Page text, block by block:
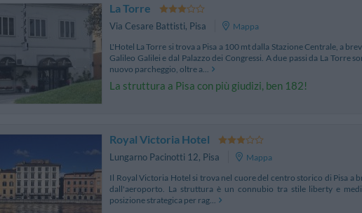
La Torre
Via Cesare Battisti, Pisa
Mappa
L'Hotel La Torre si trova a Pisa a 100 mt dalla Stazione Centrale, a
Galileo Galilei e dal Palazzo dei Congressi. A due passi da La Torre
nuovo parcheggio, oltre a...
La struttura a Pisa con più giudizi, ben 182!
Royal Victoria Hotel
Lungarno Pacinotti 12, Pisa
Mappa
Il Royal Victoria Hotel si trova nel cuore del centro storico di Pisa a
dall'aeroporto. La struttura è un connubio tra stile liberty e
posizione strategica per rag...